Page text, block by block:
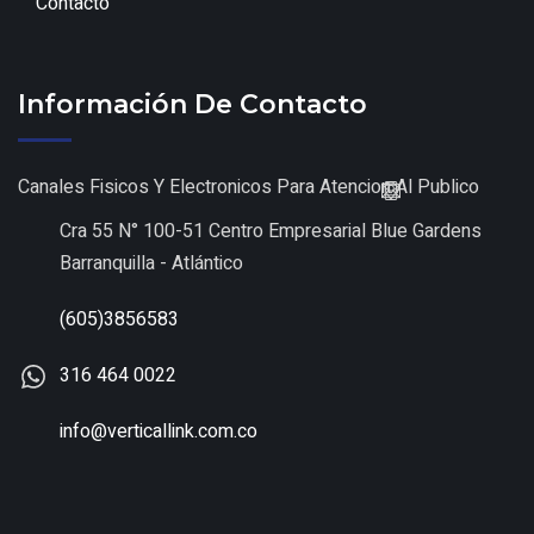
Información De Contacto
Canales Fisicos Y Electronicos Para Atencion Al Publico
Cra 55 N° 100-51 Centro Empresarial Blue Gardens
Barranquilla - Atlántico
(605)3856583
316 464 0022
info@verticallink.com.co